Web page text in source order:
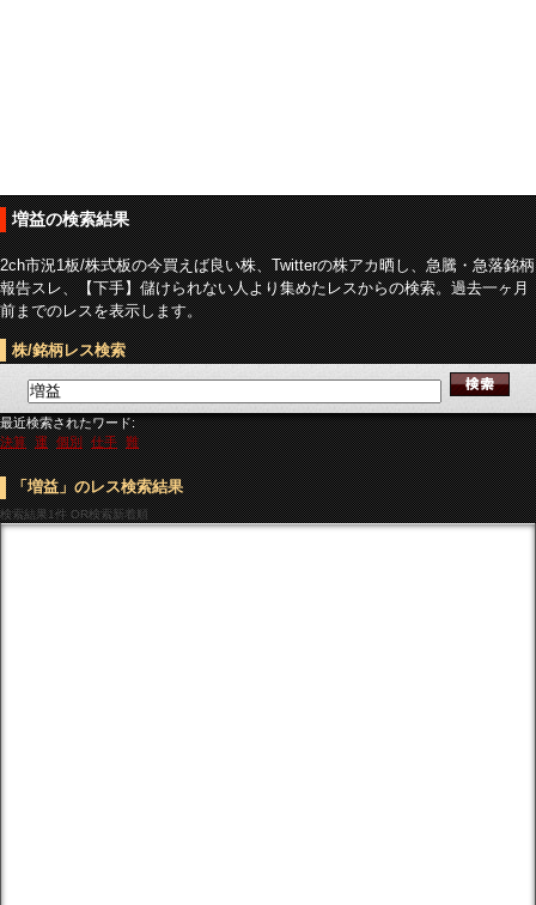
増益の検索結果
2ch市況1板/株式板の今買えば良い株、Twitterの株アカ晒し、急騰・急落銘柄
報告スレ、【下手】儲けられない人より集めたレスからの検索。過去一ヶ月
前までのレスを表示します。
株/銘柄レス検索
最近検索されたワード:
決算 運 個別 仕手 難
「増益」のレス検索結果
検索結果1件 OR検索新着順